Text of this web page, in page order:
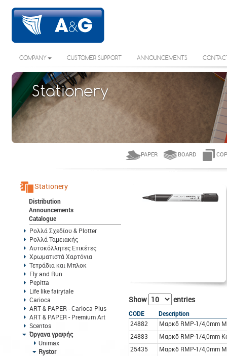
COMPANY CUSTOMER SUPPORT ANNOUNCEMENTS
Stationery
PAPER BOARD
Stationery
Distribution
Announcements
Catalogue
Ρολλά Σχεδίου & Plotter
Ρολλά Ταμειακής
Αυτοκόλλητες Ετικέτες
Χρωματιστά Χαρτόνια
Τετράδια και Μπλοκ
Fly and Run
Pepitta
Life like fairytale
Carioca
ART & PAPER - Carioca Plus
ART & PAPER - Premium Art
Scentos
Όργανα γραφής
Unimax
Rystor
Show entries
CODE
Description
24882
Μαρκδ RMP-1/4,0mm
24883
Μαρκδ RMP-1/4,0mm
25435
Μαρκδ RMP-1/4,0mm